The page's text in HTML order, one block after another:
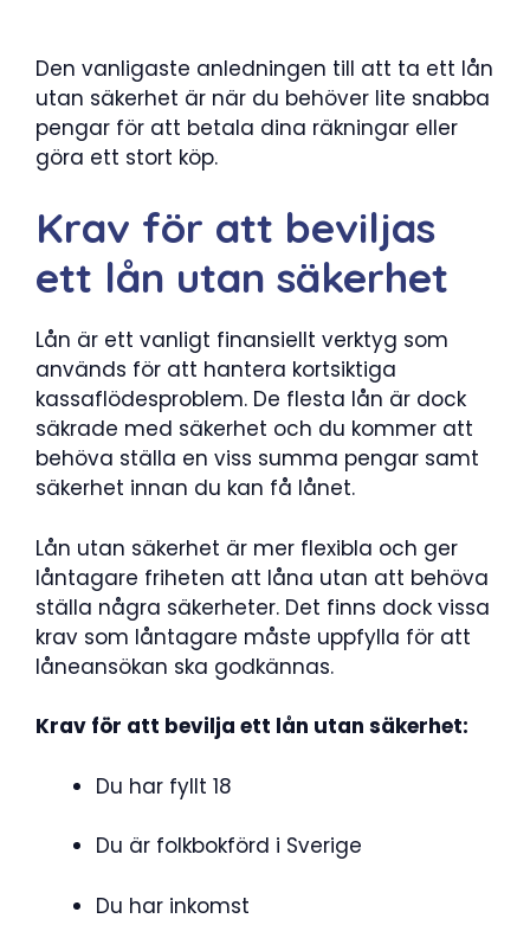
Den vanligaste anledningen till att ta ett lån
utan säkerhet är när du behöver lite snabba
pengar för att betala dina räkningar eller
göra ett stort köp.
Krav för att beviljas
ett lån utan säkerhet
Lån är ett vanligt finansiellt verktyg som
används för att hantera kortsiktiga
kassaflödesproblem. De flesta lån är dock
säkrade med säkerhet och du kommer att
behöva ställa en viss summa pengar samt
säkerhet innan du kan få lånet.
Lån utan säkerhet är mer flexibla och ger
låntagare friheten att låna utan att behöva
ställa några säkerheter. Det finns dock vissa
krav som låntagare måste uppfylla för att
låneansökan ska godkännas.
Krav för att bevilja ett lån utan säkerhet:
Du har fyllt 18
Du är folkbokförd i Sverige
Du har inkomst